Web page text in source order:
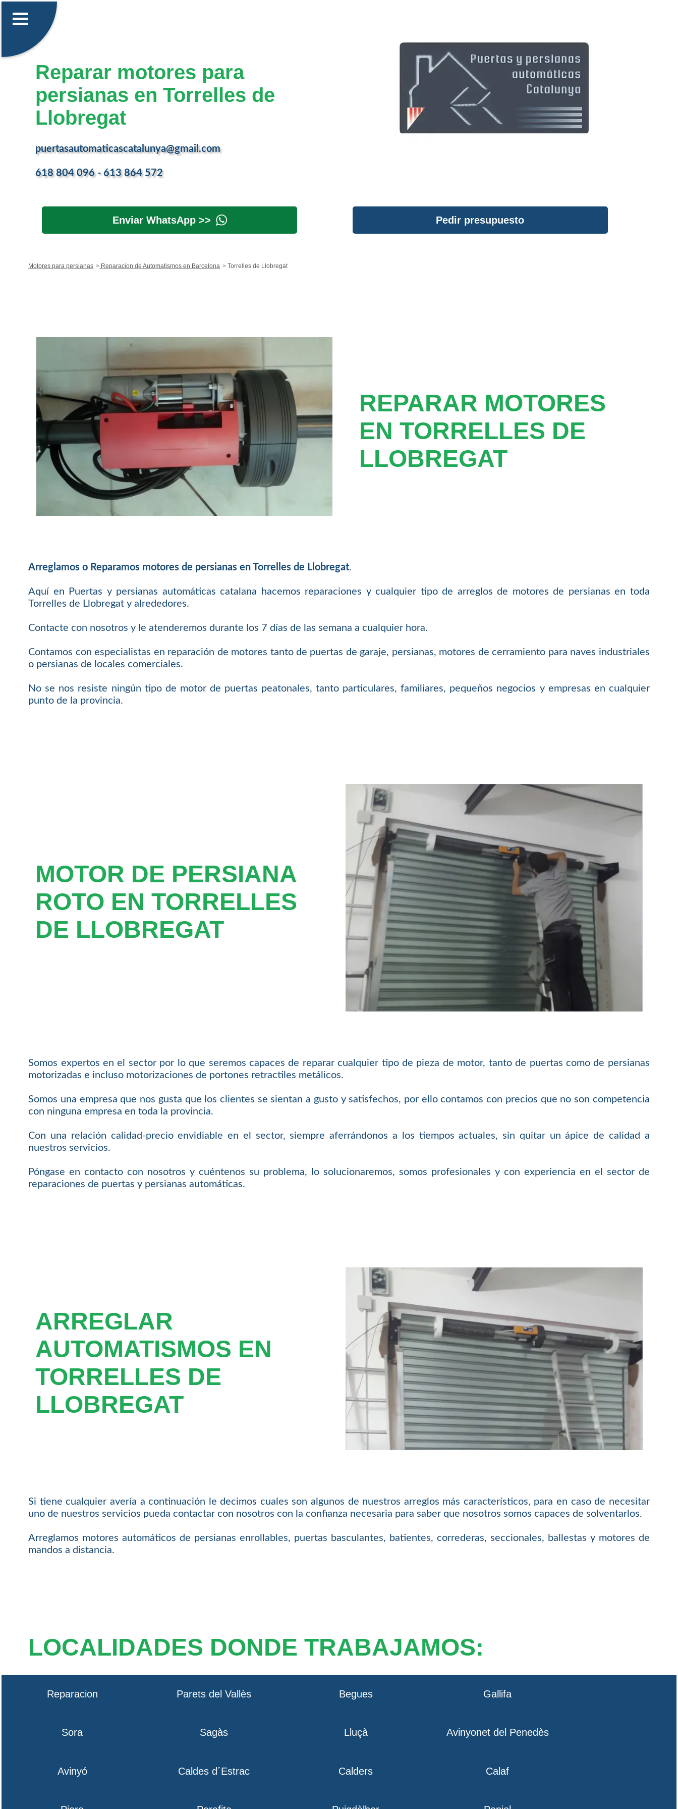
Reparar motores para
persianas en Torrelles de
Llobregat
puertasautomaticascatalunya@gmail.com
618 804 096 - 613 864 572
Enviar WhatsApp >> Pedir presupuesto
Motores para persianas Reparacion de Automatismos en Barcelona Torrelles de Llobregat
REPARAR MOTORES
EN TORRELLES DE
LLOBREGAT
Arreglamos o Reparamos motores de persianas en Torrelles de Llobregat.
Aquí en Puertas y persianas automáticas catalana hacemos reparaciones y cualquier tipo de arreglos de motores de persianas en toda
Torrelles de Llobregat y alrededores.
Contacte con nosotros y le atenderemos durante los 7 días de las semana a cualquier hora.
Contamos con especialistas en reparación de motores tanto de puertas de garaje, persianas, motores de cerramiento para naves industriales
o persianas de locales comerciales.
No se nos resiste ningún tipo de motor de puertas peatonales, tanto particulares, familiares, pequeños negocios y empresas en cualquier
punto de la provincia.
MOTOR DE PERSIANA
ROTO EN TORRELLES
DE LLOBREGAT
Somos expertos en el sector por lo que seremos capaces de reparar cualquier tipo de pieza de motor, tanto de puertas como de persianas
motorizadas e incluso motorizaciones de portones retractiles metálicos.
Somos una empresa que nos gusta que los clientes se sientan a gusto y satisfechos, por ello contamos con precios que no son competencia
con ninguna empresa en toda la provincia.
Con una relación calidad-precio envidiable en el sector, siempre aferrándonos a los tiempos actuales, sin quitar un ápice de calidad a
nuestros servicios.
Póngase en contacto con nosotros y cuéntenos su problema, lo solucionaremos, somos profesionales y con experiencia en el sector de
reparaciones de puertas y persianas automáticas.
ARREGLAR
AUTOMATISMOS EN
TORRELLES DE
LLOBREGAT
Si tiene cualquier avería a continuación le decimos cuales son algunos de nuestros arreglos más característicos, para en caso de necesitar
uno de nuestros servicios pueda contactar con nosotros con la confianza necesaria para saber que nosotros somos capaces de solventarlos.
Arreglamos motores automáticos de persianas enrollables, puertas basculantes, batientes, correderas, seccionales, ballestas y motores de
mandos a distancia.
LOCALIDADES DONDE TRABAJAMOS:
Reparacion Parets del Vallès Begues Gallifa
Sora Sagàs Lluçà Avinyonet del Penedès
Avinyó Caldes d´Estrac Calders Calaf